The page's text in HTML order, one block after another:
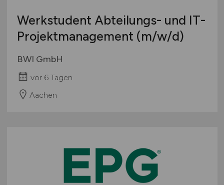
Werkstudent Abteilungs- und IT-
Projektmanagement (m/w/d)
BWI GmbH
vor 6 Tagen
Aachen